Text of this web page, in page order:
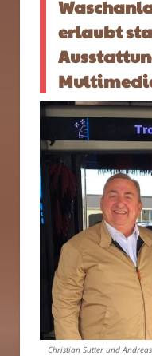
erlaubt
Christian Sutter und